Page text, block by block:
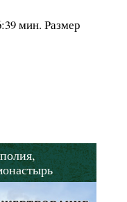
мин. Размер